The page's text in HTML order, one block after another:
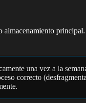
una vez a la
correcto